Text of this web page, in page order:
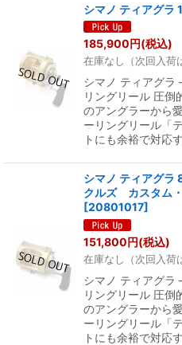
シマノ ティアグラ
185,900円(税込)
在庫なし（次回入荷
シマノ ティアグ
リングリール 圧倒
のアングラーから
ーリングリール「
トにも余裕で対応
シマノ ティアグラ
クルズ カスタム
[20801017]
151,800円(税込)
在庫なし（次回入荷
シマノ ティアグ
リングリール 圧倒
のアングラーから
ーリングリール「
トにも余裕で対応